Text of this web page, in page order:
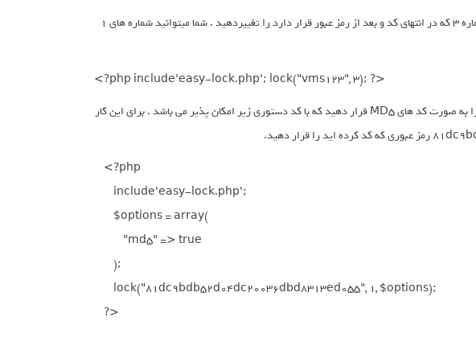
کد زیر هم مشابه کد بالا می باشد فقط کافیست در قسمت شماره 3 که در انتهای کد و بعد از رمز عبور قرار دارد را تغییردهید . شما میتوانید شماره های 1
<?php include'easy-lock.php'; lock("vms123", 3); ?>
همچنین برای امنیت بیشتر صفحات می توانید رمز عبور خود را به صورت کد های MD5 قرار دهید که با کد دستوری زیر امکان پذیر می باشد . برای این کار
    <?php
        include'easy-lock.php';
        $options = array(
            "md5" => true
        );
        lock("81dc9bdb52d04dc20036dbd8313ed055", 1, $options);
    ?>